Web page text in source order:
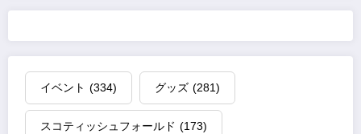
イベント (334) グッズ (281)
スコティッシュフォールド (173)